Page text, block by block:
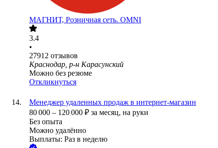
МАГНИТ, Розничная сеть. OMNI
3.4
•
27912 отзывов
Краснодар, р-н Карасунский
Можно без резюме
Откликнуться
Менеджер удаленных продаж в интернет-магазин
80 000 – 120 000 ₽ за месяц, на руки
Без опыта
Можно удалённо
Выплаты: Раз в неделю